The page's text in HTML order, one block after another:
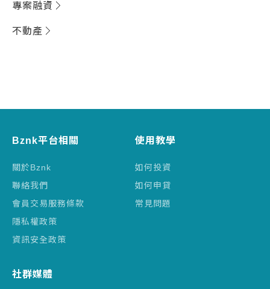
專案融資
不動產
Bznk平台相關
關於Bznk
聯絡我們
會員交易服務條款
隱私權政策
資訊安全政策
使用教學
如何投資
如何申貸
常見問題
社群媒體